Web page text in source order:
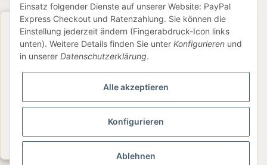
Gesetzliche Informationen
Informationen
Einsatz folgender Dienste auf unserer Website: PayPal
Express Checkout und Ratenzahlung. Sie können die
Einstellung jederzeit ändern (Fingerabdruck-Icon links
unten). Weitere Details finden Sie unter Konfigurieren und
in unserer Datenschutzerklärung.
Alle akzeptieren
Konfigurieren
Ablehnen